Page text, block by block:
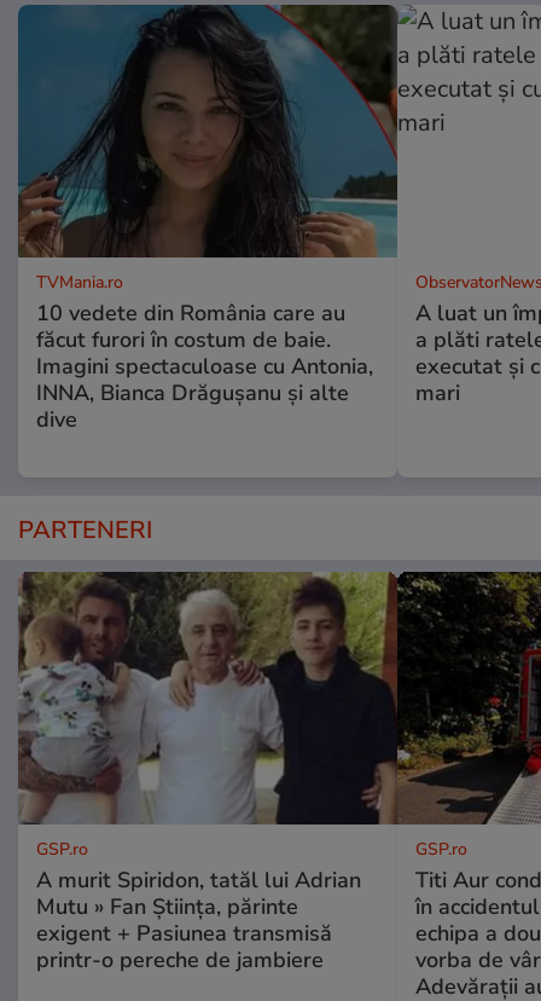
TVMania.ro
10 vedete din România care au
făcut furori în costum de baie.
Imagini spectaculoase cu Antonia,
INNA, Bianca Drăgușanu și alte
dive
A luat un
a plăti
executat şi
mari
PARTENERI
GSP.ro
A murit Spiridon, tatăl lui Adrian
Mutu » Fan Știința, părinte
exigent + Pasiunea transmisă
printr-o pereche de jambiere
GSP.ro
Titi Aur
în
echipa a
vorba de
Adevărații